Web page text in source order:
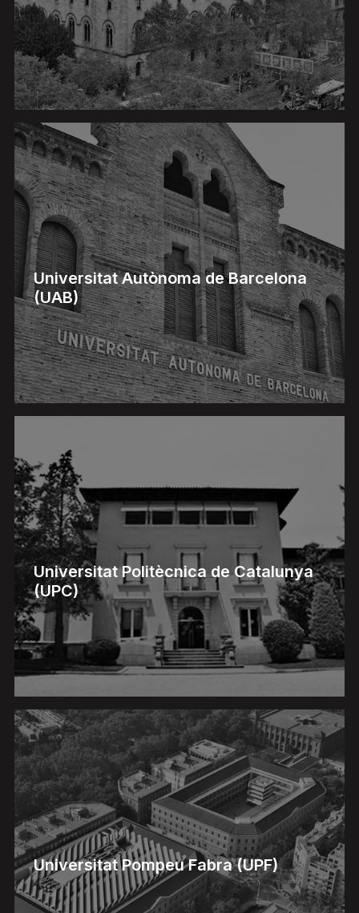
Universitat Autònoma de Barcelona
(UAB)
Universitat Politècnica de Catalunya
(UPC)
Universitat Pompeu Fabra (UPF)